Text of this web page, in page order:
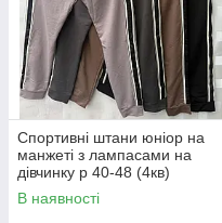
Спортивні штани юніор на
манжеті з лампасами на
дівчинку р 40-48 (4кв)
"BOXING" гуртом в Одесі на 7
км
В наявності